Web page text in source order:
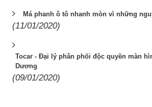
Má phanh ô tô nhanh mòn vì những
(11/01/2020)
Tocar - Đại lý phân phối độc quyền màn
Dương
(09/01/2020)